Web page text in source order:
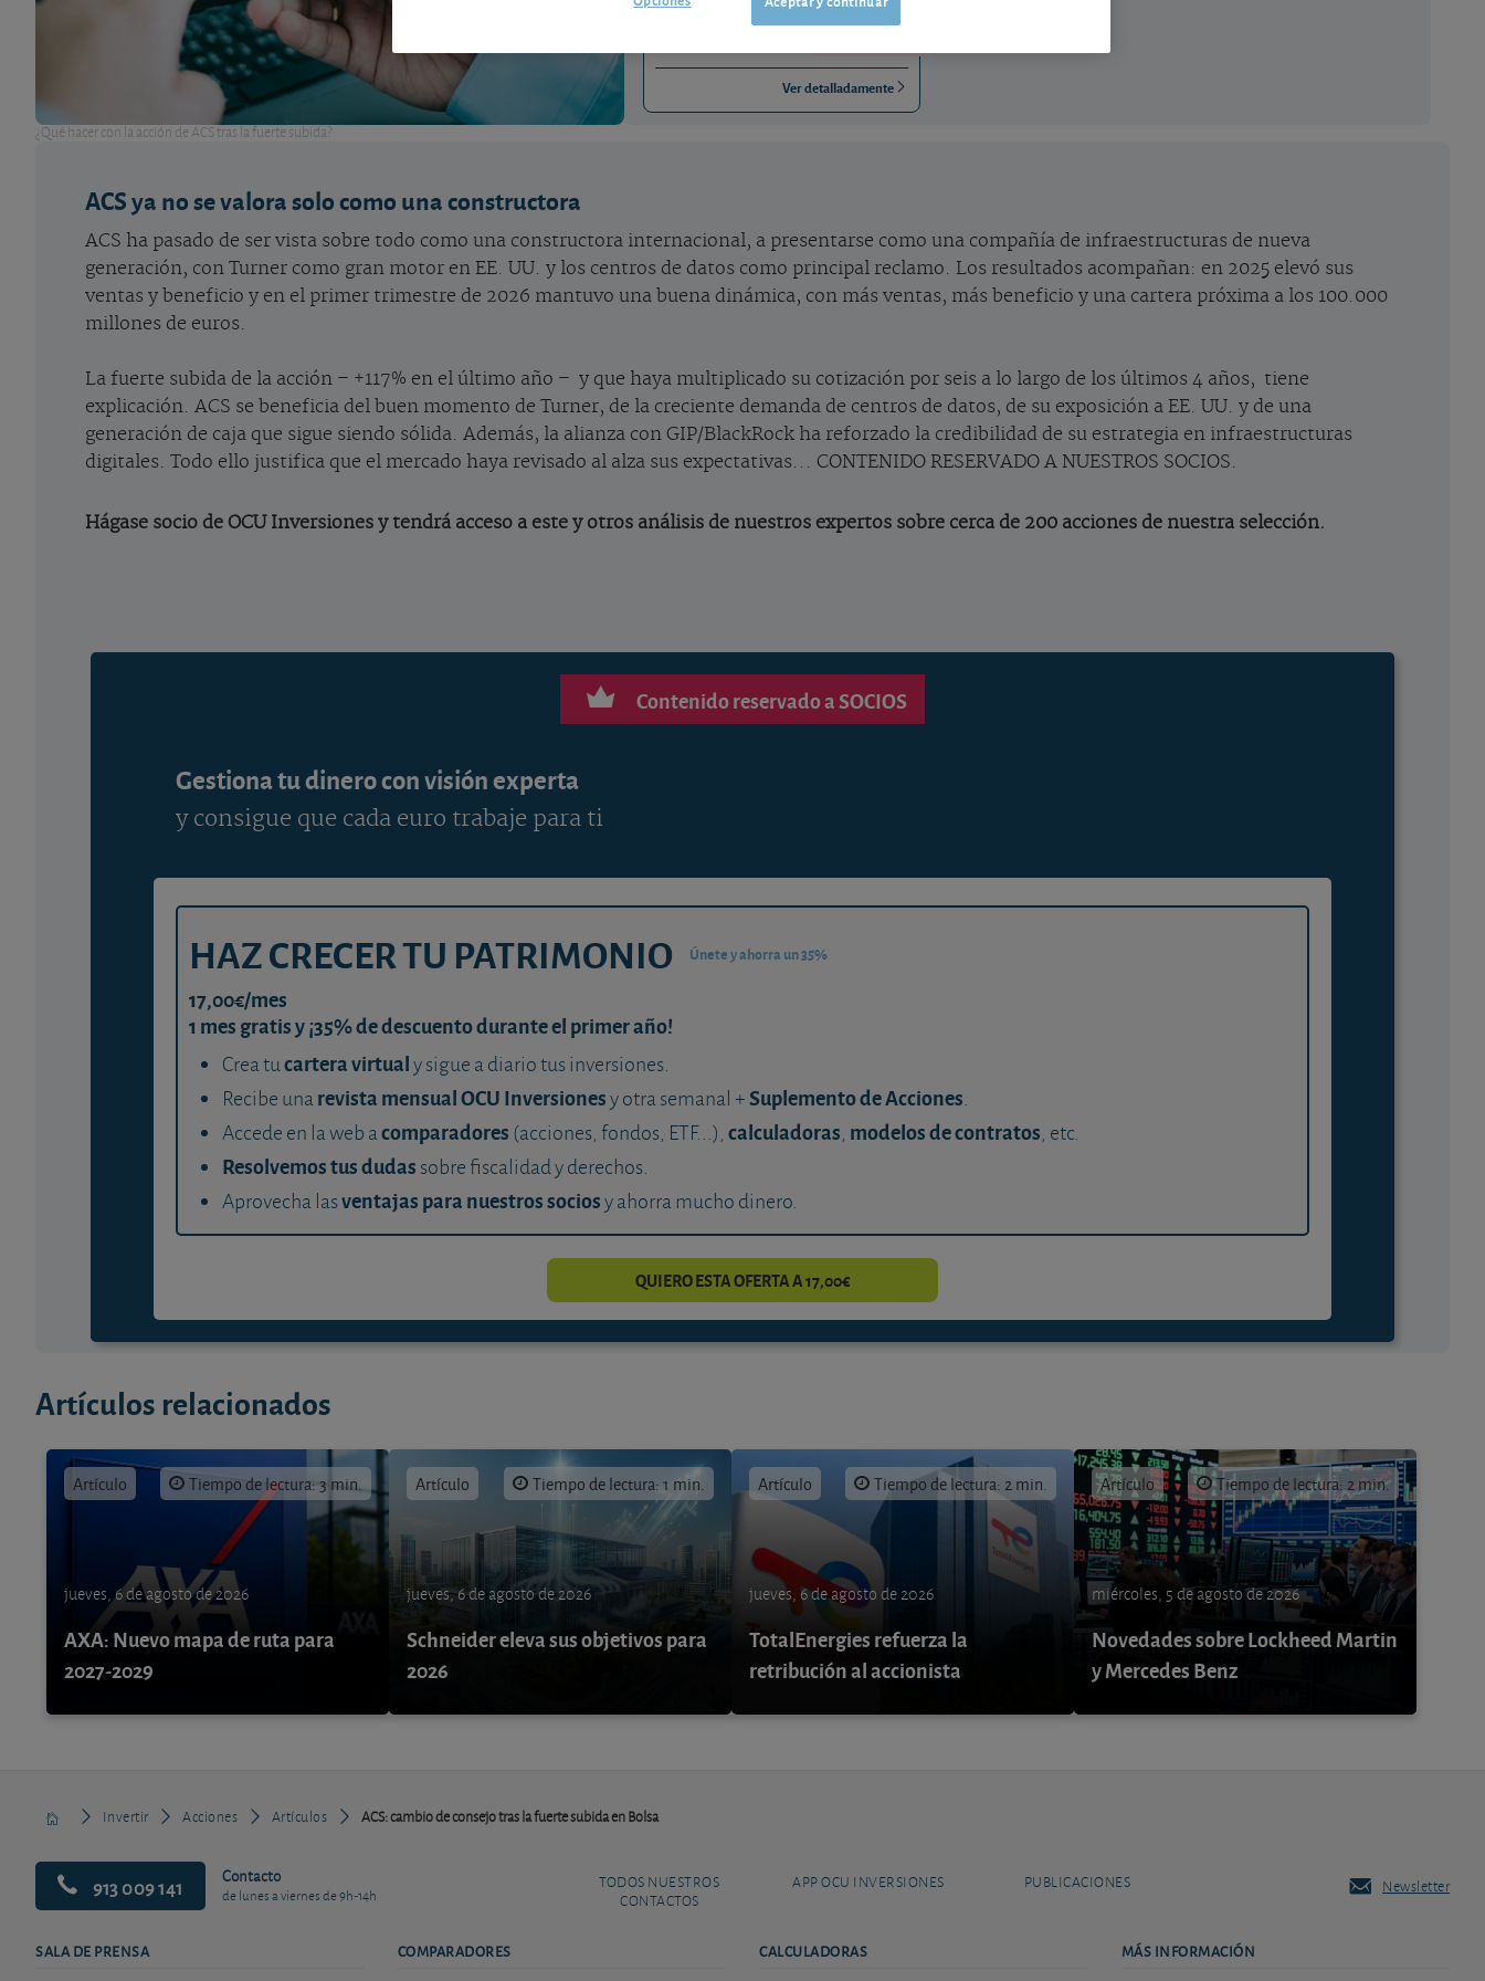
¿Qué hacer con la acción de ACS tras la fuerte subida?
ES0167050915
Ver detalladamente
ACS ya no se valora solo como una constructora
ACS ha pasado de ser vista sobre todo como una constructora internacional, a presentarse como una compañía de infraestructuras de nueva
generación, con Turner como gran motor en EE. UU. y los centros de datos como principal reclamo. Los resultados acompañan: en 2025 elevó sus
ventas y beneficio y en el primer trimestre de 2026 mantuvo una buena dinámica, con más ventas, más beneficio y una cartera próxima a los 100.000
millones de euros.
La fuerte subida de la acción – +117% en el último año – y que haya multiplicado su cotización por seis a lo largo de los últimos 4 años, tiene
explicación. ACS se beneficia del buen momento de Turner, de la creciente demanda de centros de datos, de su exposición a EE. UU. y de una
generación de caja que sigue siendo sólida. Además, la alianza con GIP/BlackRock ha reforzado la credibilidad de su estrategia en infraestructuras
digitales. Todo ello justifica que el mercado haya revisado al alza sus expectativas... CONTENIDO RESERVADO A NUESTROS SOCIOS.
Hágase socio de OCU Inversiones y tendrá acceso a este y otros análisis de nuestros expertos sobre cerca de 200 acciones de nuestra selección.
Contenido reservado a SOCIOS
Gestiona tu dinero con visión experta
y consigue que cada euro trabaje para ti
HAZ CRECER TU PATRIMONIO Únete y ahorra un 35%
17,00€/mes
1 mes gratis y ¡35% de descuento durante el primer año!
Crea tucartera virtualy sigue a diario tus inversiones.
Recibe unarevista mensual OCU Inversionesy otra semanal +Suplemento de Acciones.
Accede en la web acomparadores (acciones, fondos, ETF...), calculadoras, modelos de contratos, etc.
Resolvemos tus dudas sobre fiscalidad y derechos.
Aprovecha lasventajas para nuestros sociosy ahorra mucho dinero.
QUIERO ESTA OFERTA A 17,00€
Artículos relacionados
Artículo Tiempo de lectura: 3 min.
jueves, 6 de agosto de 2026
AXA: Nuevo mapa de ruta para
2027-2029
Artículo Tiempo de lectura: 1 min.
jueves, 6 de agosto de 2026
Schneider eleva sus objetivos para
2026
Artículo Tiempo de lectura: 2 min.
jueves, 6 de agosto de 2026
TotalEnergies refuerza la
retribución al accionista
Artículo Tiempo de lectura: 2 min.
miércoles, 5 de agosto de 2026
Novedades sobre Lockheed Martin
y Mercedes Benz
Invertir Acciones Artículos ACS: cambio de consejo tras la fuerte subida en Bolsa
913 009 141 Contacto
de lunes a viernes de 9h-14h
TODOS NUESTROS
CONTACTOS
APP OCU INVERSIONES PUBLICACIONES Newsletter
SALA DE PRENSA COMPARADORES CALCULADORAS MÁS INFORMACIÓN